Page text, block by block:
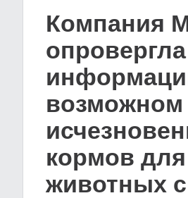
Компания
опровергла
возможном
кормов для
животных с